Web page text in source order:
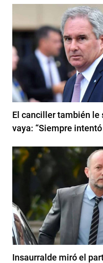
El canciller también le
vaya: “Siempre
Insaurralde miró el